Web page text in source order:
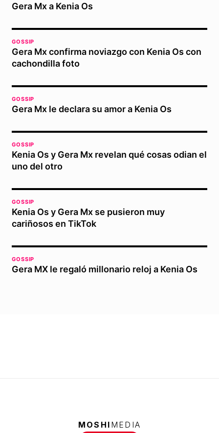
Gera Mx a Kenia Os
GOSSIP
Gera Mx confirma noviazgo con Kenia Os con
cachondilla foto
GOSSIP
Gera Mx le declara su amor a Kenia Os
GOSSIP
Kenia Os y Gera Mx revelan qué cosas odian el
uno del otro
GOSSIP
Kenia Os y Gera Mx se pusieron muy
cariñosos en TikTok
GOSSIP
Gera MX le regaló millonario reloj a Kenia Os
MOSHI MEDIA